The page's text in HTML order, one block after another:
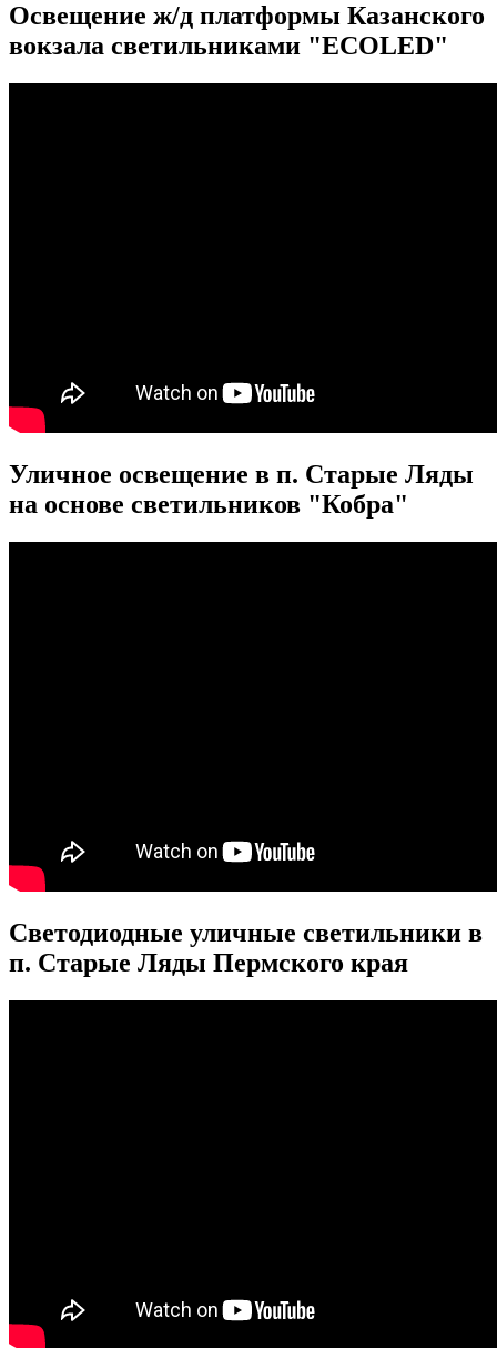
Освещение ж/д платформы Казанского
вокзала светильниками "ECOLED"
Уличное освещение в п. Старые Ляды
на основе светильников "Кобра"
Светодиодные уличные светильники в
п. Старые Ляды Пермского края